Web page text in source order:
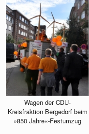
Wagen der CDU-
Kreisfraktion Bergedorf beim
»850 Jahre«-Festumzug